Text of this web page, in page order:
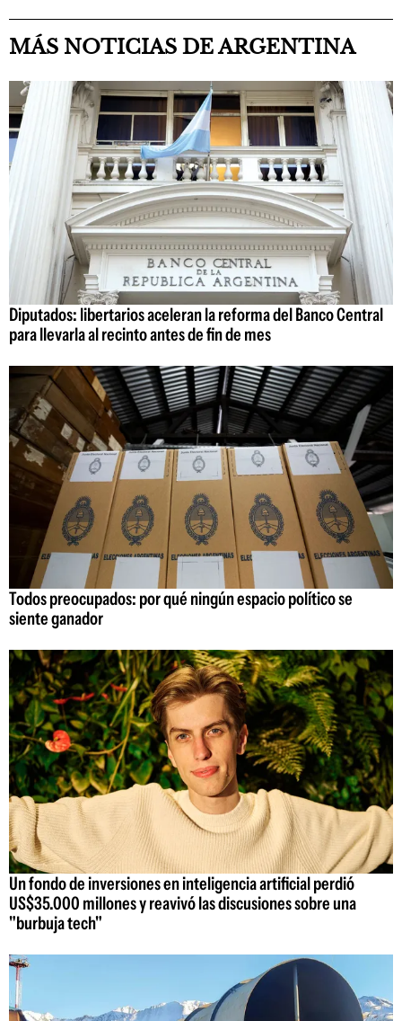
MÁS NOTICIAS DE ARGENTINA
Diputados: libertarios aceleran la reforma del Banco Central
para llevarla al recinto antes de fin de mes
Todos preocupados: por qué ningún espacio político se
siente ganador
Un fondo de inversiones en inteligencia artificial perdió
US$35.000 millones y reavivó las discusiones sobre una
"burbuja tech"